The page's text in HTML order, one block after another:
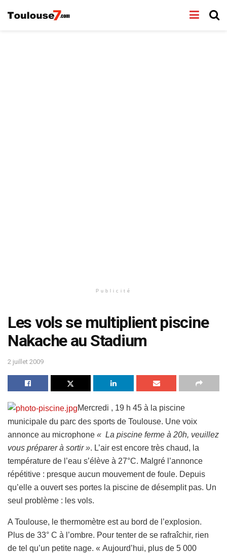
Publicité
Les vols se multiplient piscine
Nakache au Stadium
2 juillet 2009
Mercredi , 19 h 45 à la piscine
municipale du parc des sports de Toulouse. Une voix
annonce au microphone « La piscine ferme à 20h, veuillez
vous préparer à sortir ». L’air est encore très chaud, la
température de l’eau s’élève à 27°C. Malgré l’annonce
répétitive : presque aucun mouvement de foule. Depuis
qu’elle a ouvert ses portes la piscine de désemplit pas. Un
seul problème : les vols.
A Toulouse, le thermomètre est au bord de l’explosion.
Plus de 33° C à l’ombre. Pour tenter de se rafraîchir, rien
de tel qu’un petite nage. « Aujourd’hui, plus de 5 000